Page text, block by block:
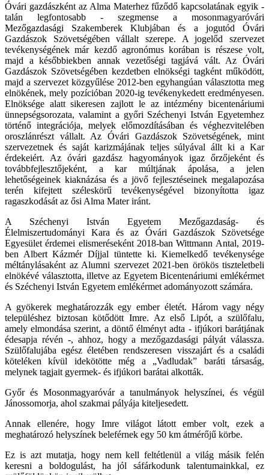
Óvári gazdászként az Alma Materhez fűződő kapcsolatának egyik -
talán legfontosabb - szegmense a mosonmagyaróvári
Mezőgazdasági Szakemberek Klubjában és a jogutód Óvári
Gazdászok Szövetségében vállalt szerepe. A jogelőd szervezet
tevékenységének már kezdő agronómus korában is részese volt,
majd a későbbiekben annak vezetőségi tagjává vált. Az Óvári
Gazdászok Szövetségében kezdetben elnökségi tagként működött,
majd a szervezet közgyűlése 2012-ben egyhangúan választotta meg
elnökének, mely pozícióban 2020-ig tevékenykedett eredményesen.
Elnöksége alatt sikeresen zajlott le az intézmény bicentenáriumi
ünnepségsorozata, valamint a győri Széchenyi István Egyetemhez
történő integrációja, melyek előmozdításában és véghezvitelében
oroszlánrészt vállalt. Az Óvári Gazdászok Szövetségének, mint
szervezetnek és saját karizmájának teljes súlyával állt ki a Kar
érdekeiért. Az óvári gazdász hagyományok igaz őrzőjeként és
továbbfejlesztőjeként, a kar múltjának ápolása, a jelen
lehetőségeinek kiaknázása és a jövő fejlesztéseinek megalapozása
terén kifejtett széleskörű tevékenységével bizonyította igaz
ragaszkodását az ősi Alma Mater iránt.
A Széchenyi István Egyetem Mezőgazdaság- és
Élelmiszertudományi Kara és az Óvári Gazdászok Szövetsége
Egyesület érdemei elismeréseként 2018-ban Wittmann Antal, 2019-
ben Albert Kázmér Díjjal tüntette ki. Kiemelkedő tevékenysége
méltánylásaként az Alumni szervezet 2021-ben örökös tiszteletbeli
elnökévé választotta, illetve az Egyetem Bicentenáriumi emlékérmet
és Széchenyi István Egyetem emlékérmet adományozott számára.
A gyökerek meghatározzák egy ember életét. Három vagy négy
településhez biztosan kötődött Imre. Az első Lipót, a szülőfalu,
amely elmondása szerint, a döntő élményt adta - ifjúkori barátjának
édesapja révén -, ahhoz, hogy a mezőgazdasági pályát válassza.
Szülőfalujába egész életében rendszeresen visszajárt és a családi
köteléken kívül idekötötte még a „Vadludak” baráti társaság,
melynek tagjait gyermek- és ifjúkori barátai alkották.
Győr és Mosonmagyaróvár a tanulmányok helyszínei, és végül
Jánossomorja, ahol szakmai pályája kiteljesedett.
Annak ellenére, hogy Imre világot látott ember volt, ezek a
meghatározó helyszínek beleférnek egy 50 km átmérőjű körbe.
Ez is azt mutatja, hogy nem kell feltétlenül a világ másik felén
keresni a boldogulást, ha jól sáfárkodunk talentumainkkal, ez